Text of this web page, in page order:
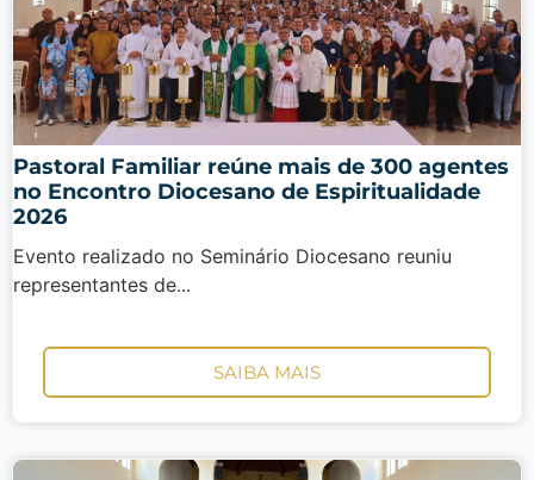
Pastoral Familiar reúne mais de 300 agentes
no Encontro Diocesano de Espiritualidade
2026
Evento realizado no Seminário Diocesano reuniu
representantes de...
SAIBA MAIS